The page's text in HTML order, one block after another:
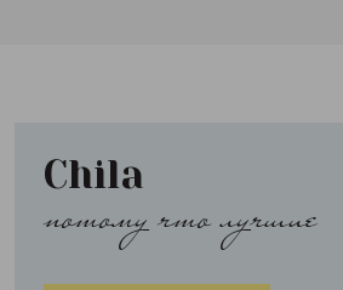
Chila
потому что лучшие